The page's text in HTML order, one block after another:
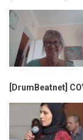
[DrumBeatnet]